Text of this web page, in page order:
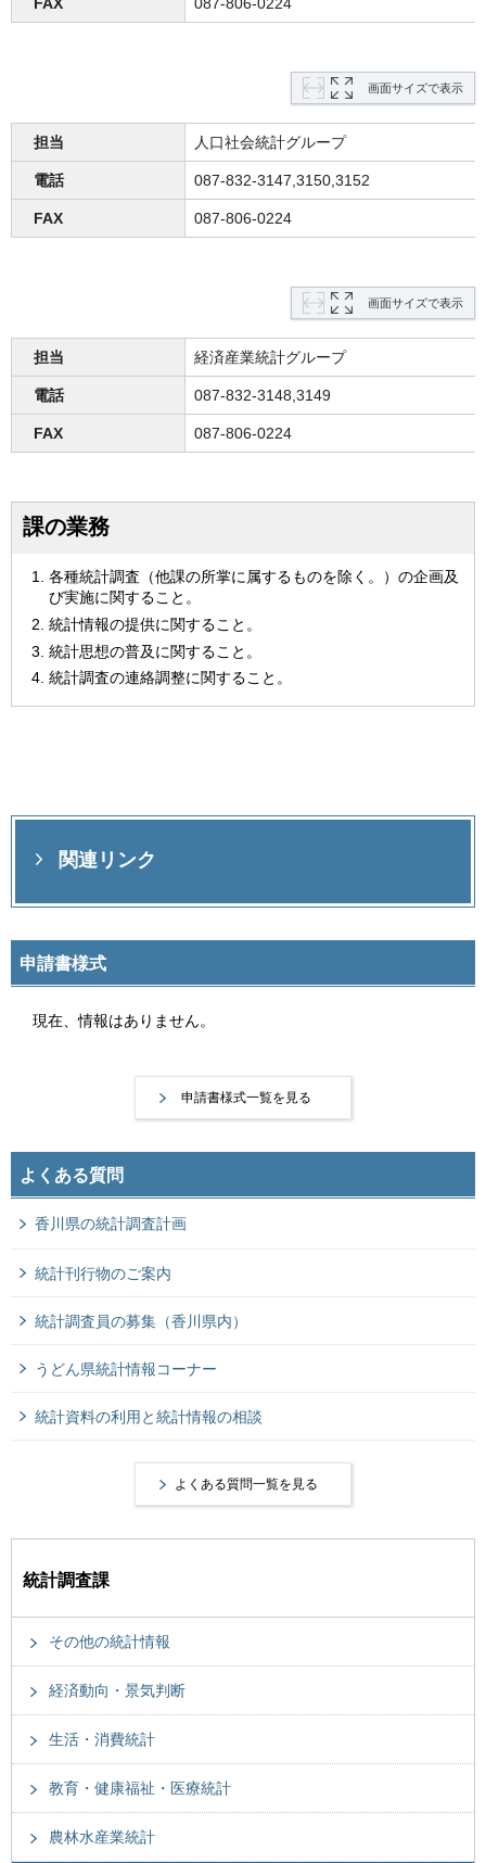
FAX 087-806-0224
画面サイズで表示
担当 人口社会統計グループ
電話 087-832-3147,3150,3152
FAX 087-806-0224
画面サイズで表示
担当 経済産業統計グループ
電話 087-832-3148,3149
FAX 087-806-0224
課の業務
各種統計調査（他課の所掌に属するものを除く。）の企画及
び実施に関すること。
統計情報の提供に関すること。
統計思想の普及に関すること。
統計調査の連絡調整に関すること。
関連リンク
申請書様式
現在、情報はありません。
申請書様式一覧を見る
よくある質問
香川県の統計調査計画
統計刊行物のご案内
統計調査員の募集（香川県内）
うどん県統計情報コーナー
統計資料の利用と統計情報の相談
よくある質問一覧を見る
統計調査課
その他の統計情報
経済動向・景気判断
生活・消費統計
教育・健康福祉・医療統計
農林水産業統計